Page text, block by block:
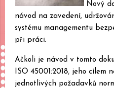
Nový
návod na zavedení,
systému managementu
při práci.
Ačkoli je návod v tomto
ISO 45001:2018, jeho cílem
jednotlivých požadavků